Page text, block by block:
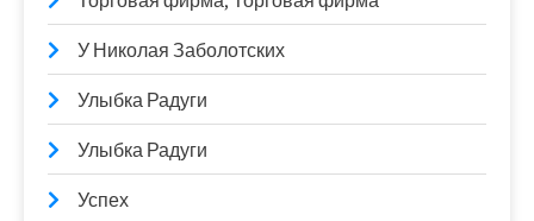
У Николая Заболотских
Улыбка Радуги
Улыбка Радуги
Успех